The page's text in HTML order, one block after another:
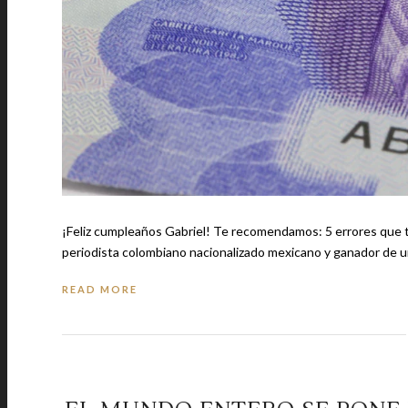
¡Feliz cumpleaños Gabriel! Te recomendamos: 5 errores que todos debemos evitar copiar de Justin Bieber Escritor, guionista, editor,
READ MORE